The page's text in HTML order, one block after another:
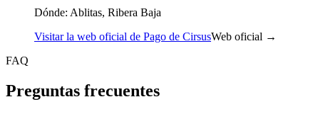
Dónde: Ablitas, Ribera Baja
Visitar la web oficial de Pago de CirsusWeb oficial →
FAQ
Preguntas frecuentes